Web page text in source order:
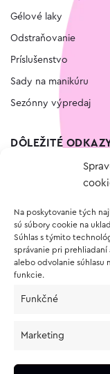
Na poskytovanie tých
sú súbory cookie na
Súhlas s týmito
správanie pri
alebo odvolanie súhlasu
funkcie.
Funkčné
Marketing
Gélové laky
Odstraňovanie
Príslušenstvo
Sady na manikúru
Sezónny výpredaj
DÔLEŽITÉ
Vernostný program
O NÁKUPE
Vrátenie a reklamácia